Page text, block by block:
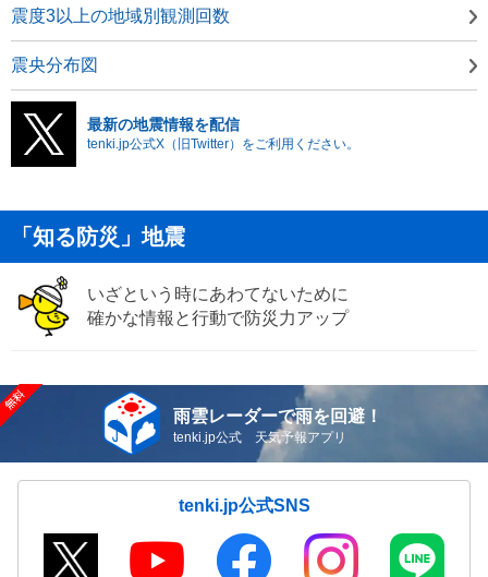
震度3以上の地域別観測回数
震央分布図
最新の地震情報を配信
tenki.jp公式X（旧Twitter）をご利用ください。
「知る防災」地震
いざという時にあわてないために
確かな情報と行動で防災力アップ
雨雲レーダーで雨を回避！
tenki.jp公式 天気予報アプリ
tenki.jp公式SNS